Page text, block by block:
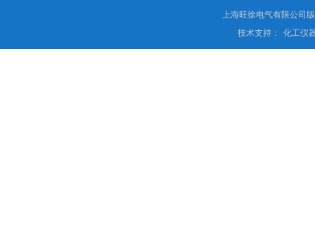
上海旺徐电气有限公司
技术支持：
化工仪